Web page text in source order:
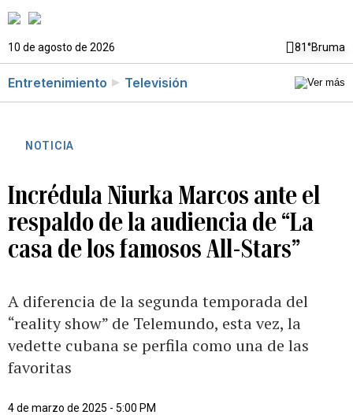
10 de agosto de 2026 81°Bruma
Entretenimiento Televisión
NOTICIA
Incrédula Niurka Marcos ante el
respaldo de la audiencia de “La
casa de los famosos All-Stars”
A diferencia de la segunda temporada del
“reality show” de Telemundo, esta vez, la
vedette cubana se perfila como una de las
favoritas
4 de marzo de 2025 - 5:00 PM